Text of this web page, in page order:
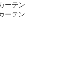
ーテン
ーテン